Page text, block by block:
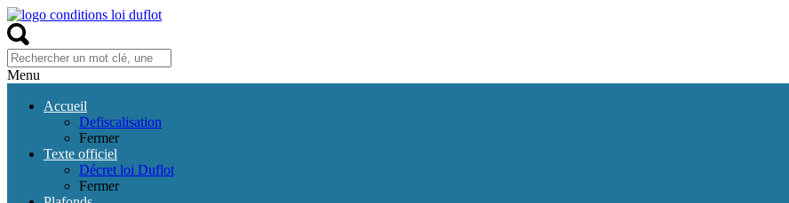
Menu
Accueil
Defiscalisation
Fermer
Texte officiel
Décret loi Duflot
Fermer